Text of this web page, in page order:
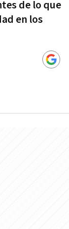
de lo que
en los